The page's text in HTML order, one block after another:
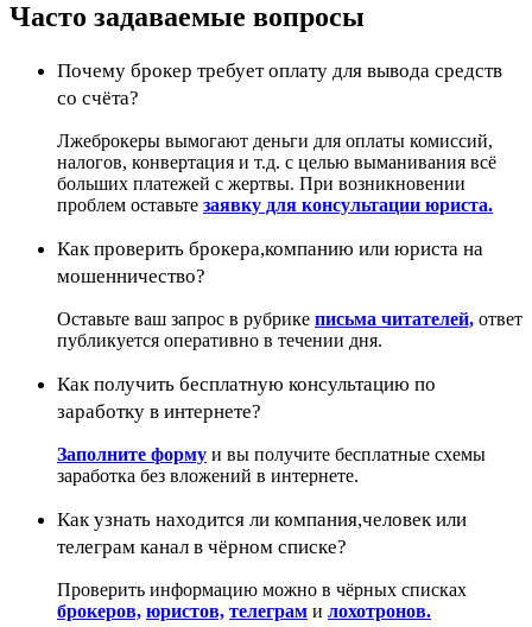
Часто задаваемые вопросы
Почему брокер требует оплату для вывода средств
со счёта?
Лжеброкеры вымогают деньги для оплаты комиссий,
налогов, конвертация и т.д. с целью выманивания всё
больших платежей с жертвы. При возникновении
проблем оставьте заявку для консультации юриста.
Как проверить брокера,компанию или юриста на
мошенничество?
Оставьте ваш запрос в рубрике письма читателей, ответ
публикуется оперативно в течении дня.
Как получить бесплатную консультацию по
заработку в интернете?
Заполните форму и вы получите бесплатные схемы
заработка без вложений в интернете.
Как узнать находится ли компания,человек или
телеграм канал в чёрном списке?
Проверить информацию можно в чёрных списках
брокеров, юристов, телеграм и лохотронов.